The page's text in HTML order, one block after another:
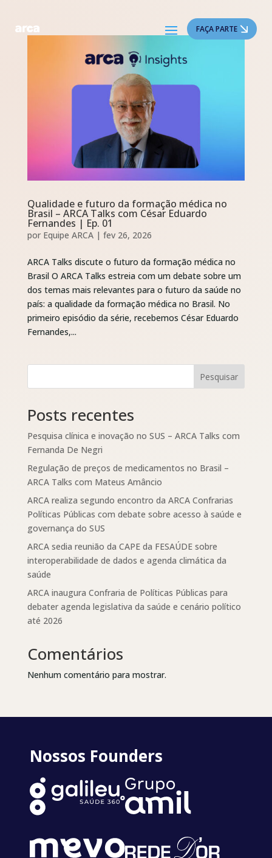
FAÇA PARTE
Qualidade e futuro da formação médica no
Brasil – ARCA Talks com César Eduardo
Fernandes | Ep. 01
por Equipe ARCA| fev 26, 2026
ARCA Talks discute o futuro da formação médica no
Brasil O ARCA Talks estreia com um debate sobre um
dos temas mais relevantes para o futuro da saúde no
país: a qualidade da formação médica no Brasil. No
primeiro episódio da série, recebemos César Eduardo
Fernandes,...
Pesquisar
Posts recentes
Pesquisa clínica e inovação no SUS – ARCA Talks com
Fernanda De Negri
Regulação de preços de medicamentos no Brasil –
ARCA Talks com Mateus Amâncio
ARCA realiza segundo encontro da ARCA Confrarias
Políticas Públicas com debate sobre acesso à saúde e
governança do SUS
ARCA sedia reunião da CAPE da FESAÚDE sobre
interoperabilidade de dados e agenda climática da
saúde
ARCA inaugura Confraria de Políticas Públicas para
debater agenda legislativa da saúde e cenário político
até 2026
Comentários
Nenhum comentário para mostrar.
Nossos Founders